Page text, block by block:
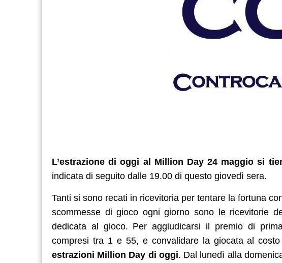
L’estrazione di oggi al Million Day 24 maggio si
indicata di seguito dalle 19.00 di questo giovedì sera.
Tanti si sono recati in ricevitoria per tentare la fortuna
scommesse di gioco ogni giorno sono le ricevitorie
dedicata al gioco. Per aggiudicarsi il premio di
compresi tra 1 e 55, e convalidare la giocata al
estrazioni Million Day di oggi. Dal lunedì alla